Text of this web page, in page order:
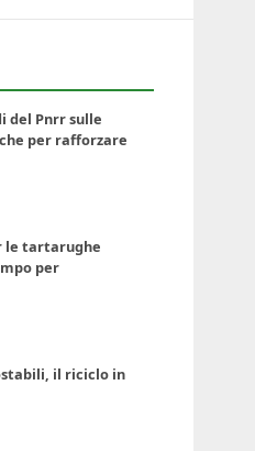
del Pnrr sulle
per rafforzare
le tartarughe
per
il riciclo in